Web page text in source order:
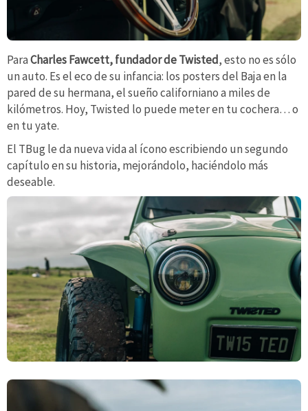
ParaCharles Fawcett, fundador de Twisted, esto no es sólo
un auto. Es el eco de su infancia: los posters del Baja en la
pared de su hermana, el sueño californiano a miles de
kilómetros. Hoy, Twisted lo puede meter en tu cochera… o
en tu yate.
El TBug le da nueva vida al ícono escribiendo un segundo
capítulo en su historia, mejorándolo, haciéndolo más
deseable.